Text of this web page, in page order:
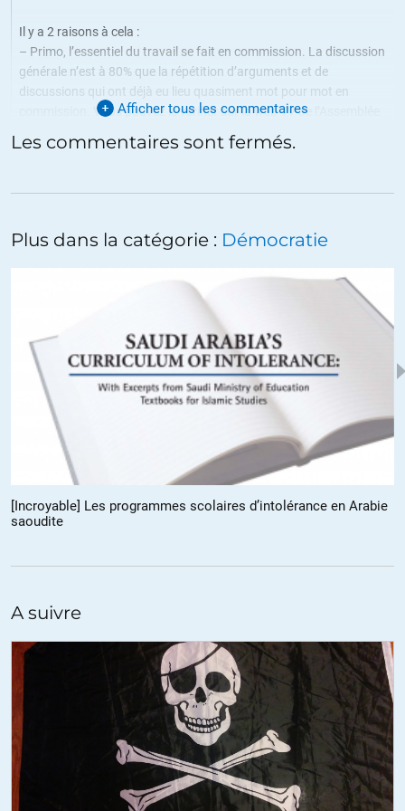
Il y a 2 raisons à cela :
– Primo, l’essentiel du travail se fait en commission. La discussion
générale n’est à 80% que la répétition d’arguments et de
discussions qui ont déjà eu lieu quasiment mot pour mot en
commission. Vous pouvez le vérifier sur la web TV de l’Assemblée
discussion générale, on s’arrange pour que la majorité soit toujours
députés siègent en discussion générale.
Le problème, c’est quand un président de groupe ne tient pas sa
majorité. Or Bruno Le Roux est réputé pour être un mauvais
président de groupe. C’est ce qui explique que parfois l’aile gauche
du PS s’arrange avec les écologistes et les communistes pour faire
passer ce type d’amendements contre l’avis de Hollande, Valls et
Macron.
Et ensuite, l’exécutif renvoie ses tauliers, comme Urvoas et
Caresche, pour rectifier le tir.
+29
PasGlopPasGlop// 20.12.2015 à 21h18
Ca y est, j’ai tout compris !
Ce qui expliquerait qu’il y ait peine 10% de ces gens que l’on paye
Faudrait peut être leur mettre çela en heures supplémentaires ce
C’est marrant parce que ça fait penser au fonctionnement du
Il y a une commission qui décide tout à l’avance et un parlement
(celui pour qui on vote pour qu’il nous « représente ») qui ne sert
pas à grand chose, à part à calibrer les pommes de terre ou
decider de la couleur des panneaux routiers ?
Afficher tous les commentaires
Les commentaires sont fermés.
Plus dans la catégorie : Démocratie
[Incroyable] Les programmes scolaires d’intolérance en Arabie
saoudite
A suivre